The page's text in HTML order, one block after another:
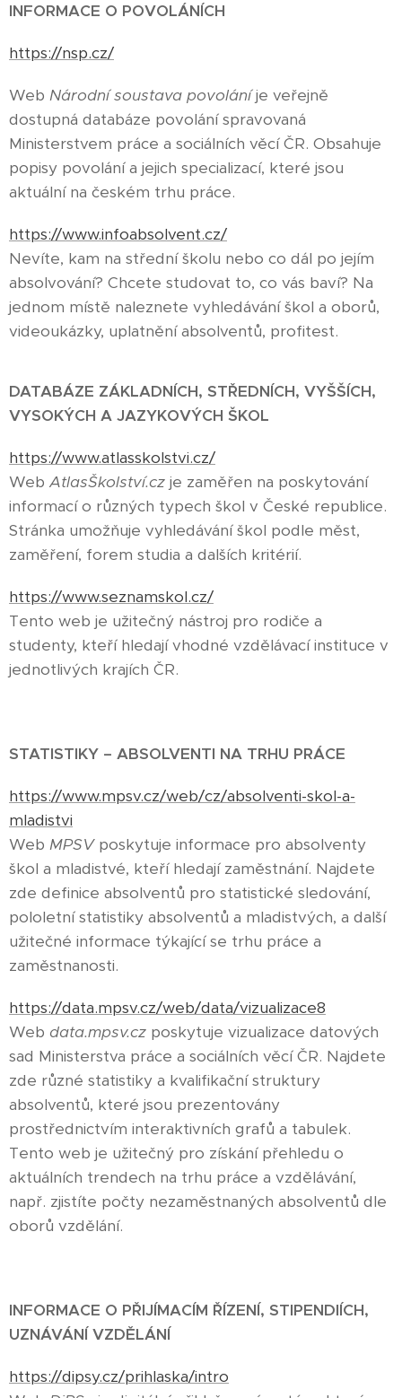
INFORMACE O POVOLÁNÍCH
https://nsp.cz/
Web Národní soustava povoláníje veřejně
dostupná databáze povolání spravovaná
Ministerstvem práce a sociálních věcí ČR. Obsahuje
popisy povolání a jejich specializací, které jsou
aktuální na českém trhu práce.
https://www.infoabsolvent.cz/
Nevíte, kam na střední školu nebo co dál po jejím
absolvování? Chcete studovat to, co vás baví? Na
jednom místě naleznete vyhledávání škol a oborů,
videoukázky, uplatnění absolventů, profitest.
DATABÁZE ZÁKLADNÍCH, STŘEDNÍCH, VYŠŠÍCH,
VYSOKÝCH A JAZYKOVÝCH ŠKOL
https://www.atlasskolstvi.cz/
Web AtlasŠkolství.cz je zaměřen na poskytování
informací o různých typech škol v České republice.
Stránka umožňuje vyhledávání škol podle měst,
zaměření, forem studia a dalších kritérií.
https://www.seznamskol.cz/
Tento web je užitečný nástroj pro rodiče a
studenty, kteří hledají vhodné vzdělávací instituce v
jednotlivých krajích ČR.
STATISTIKY – ABSOLVENTI NA TRHU PRÁCE
https://www.mpsv.cz/web/cz/absolventi-skol-a-
mladistvi
Web MPSVposkytuje informace pro absolventy
škol a mladistvé, kteří hledají zaměstnání. Najdete
zde definice absolventů pro statistické sledování,
pololetní statistiky absolventů a mladistvých, a další
užitečné informace týkající se trhu práce a
zaměstnanosti.
https://data.mpsv.cz/web/data/vizualizace8
Web data.mpsv.cz poskytuje vizualizace datových
sad Ministerstva práce a sociálních věcí ČR. Najdete
zde různé statistiky a kvalifikační struktury
absolventů, které jsou prezentovány
prostřednictvím interaktivních grafů a tabulek.
Tento web je užitečný pro získání přehledu o
aktuálních trendech na trhu práce a vzdělávání,
např. zjistíte počty nezaměstnaných absolventů dle
oborů vzdělání.
INFORMACE O PŘIJÍMACÍM ŘÍZENÍ, STIPENDIÍCH,
UZNÁVÁNÍ VZDĚLÁNÍ
https://dipsy.cz/prihlaska/intro